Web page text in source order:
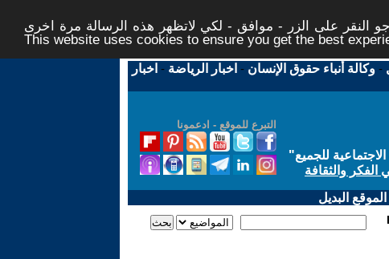
النقر على الزر - موافق - لكي لاتظهر هذه الرسالة مرة اخرى -
This website uses cookies to ensure you get the best
-وكالة أنباء حقوق الإنسان - اخبار الرياضة - اخبار
التبرع للموقع - ادعمونا
للجميع"
الفكر والثقافة
البديل